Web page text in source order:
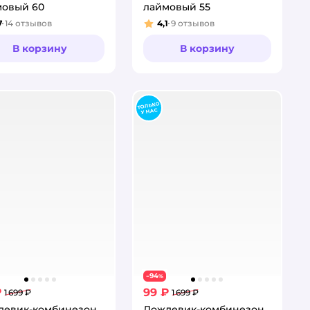
60
14 отзывов
В корзину
лаймовый 55
Рейтинг:
4,1 9 отзывов
В корзину
1 699 ₽
−94%
99 ₽ 1 699 ₽